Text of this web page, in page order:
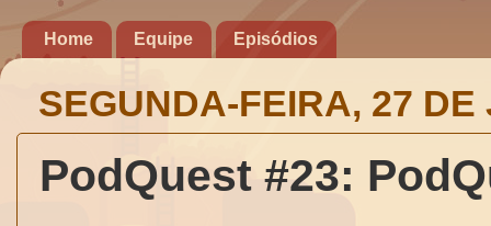
Home Equipe Episódios
SEGUNDA-FEIRA, 27 DE
PodQuest #23: